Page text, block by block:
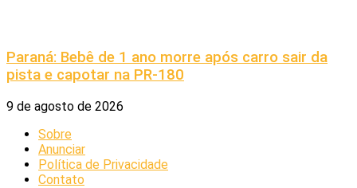
Paraná: Bebê de 1 ano morre após carro sair da
pista e capotar na PR-180
9 de agosto de 2026
Sobre
Anunciar
Política de Privacidade
Contato